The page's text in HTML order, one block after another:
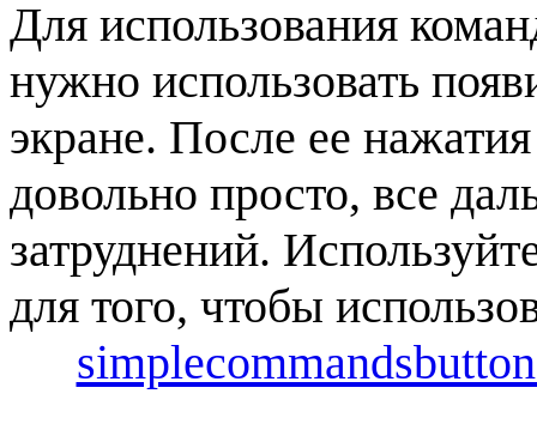
Для использования
нужно использовать
экране. После ее
довольно просто, все
затруднений.
для того, чтобы